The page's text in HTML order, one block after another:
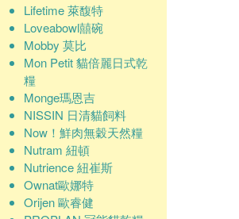
Lifetime 萊馥特
Loveabowl囍碗
Mobby 莫比
Mon Petit 貓倍麗日式乾
糧
Monge瑪恩吉
NISSIN 日清貓飼料
Now！鮮肉無穀天然糧
Nutram 紐頓
Nutrience 紐崔斯
Ownat歐娜特
Orijen 歐睿健